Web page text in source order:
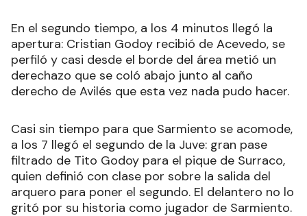
En el segundo tiempo, a los 4 minutos llegó la
apertura: Cristian Godoy recibió de Acevedo, se
perfiló y casi desde el borde del área metió un
derechazo que se coló abajo junto al caño
derecho de Avilés que esta vez nada pudo hacer.
Casi sin tiempo para que Sarmiento se acomode,
a los 7 llegó el segundo de la Juve: gran pase
filtrado de Tito Godoy para el pique de Surraco,
quien definió con clase por sobre la salida del
arquero para poner el segundo. El delantero no lo
gritó por su historia como jugador de Sarmiento.